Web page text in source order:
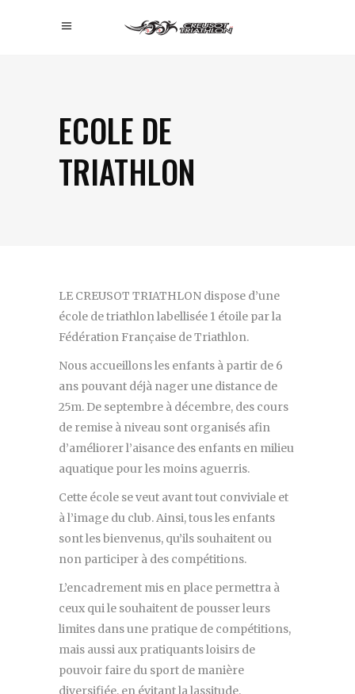
ECOLE DE
TRIATHLON
LE CREUSOT TRIATHLON dispose d’une
école de triathlon labellisée 1 étoile par la
Fédération Française de Triathlon.
Nous accueillons les enfants à partir de 6
ans pouvant déjà nager une distance de
25m. De septembre à décembre, des cours
de remise à niveau sont organisés afin
d’améliorer l’aisance des enfants en milieu
aquatique pour les moins aguerris.
Cette école se veut avant tout conviviale et
à l’image du club. Ainsi, tous les enfants
sont les bienvenus, qu’ils souhaitent ou
non participer à des compétitions.
L’encadrement mis en place permettra à
ceux qui le souhaitent de pousser leurs
limites dans une pratique de compétitions,
mais aussi aux pratiquants loisirs de
pouvoir faire du sport de manière
diversifiée, en évitant la lassitude.